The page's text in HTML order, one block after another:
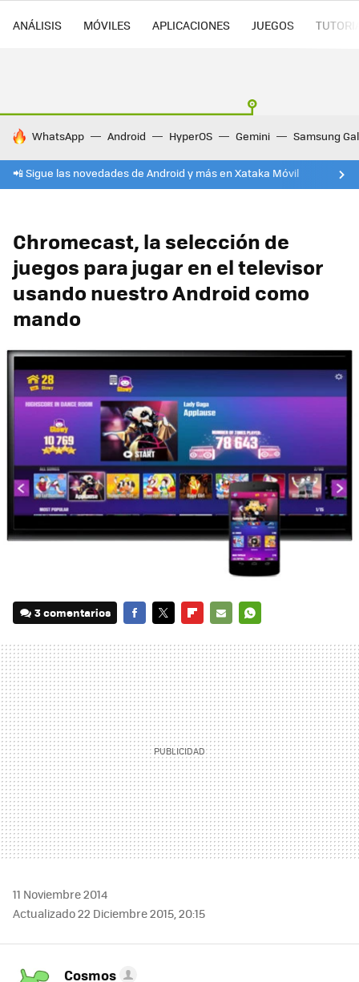
ANÁLISIS MÓVILES APLICACIONES JUEGOS
HOY SE HABLA DE
WhatsApp Android HyperOS Gemini Samsung
📲 Sigue las novedades de Android y más en Xataka Móvil
Chromecast, la selección de
juegos para jugar en el televisor
usando nuestro Android como
mando
3 comentarios
MAIL
11 Noviembre 2014
Actualizado 22 Diciembre 2015, 20:15
Cosmos